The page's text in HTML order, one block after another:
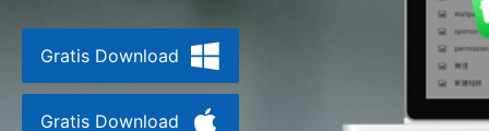
Gratis Download
Gratis Download